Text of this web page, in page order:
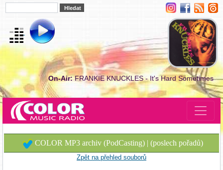
On-Air:FRANKIE KNUCKLES - It's Hard Sometimes
COLOR MP3 archiv (PodCasting) | (poslech pořadů)
Zpět na přehled souborů